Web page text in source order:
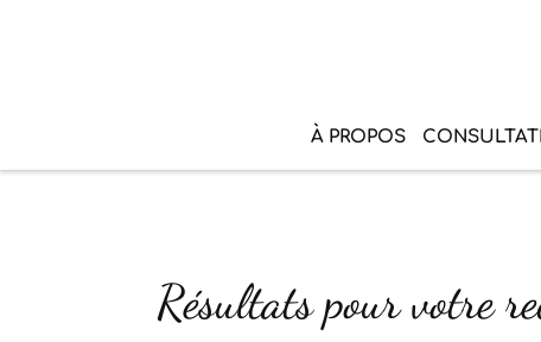
À PROPOS
Résultats pour votre